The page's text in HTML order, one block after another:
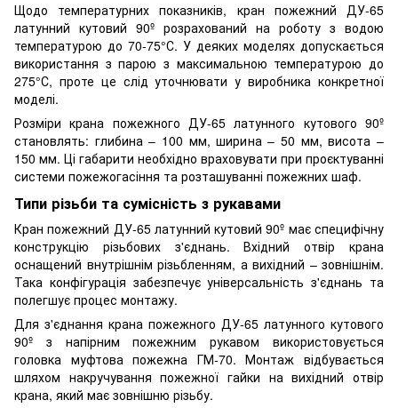
Щодо температурних показників, кран пожежний ДУ-65
латунний кутовий 90º розрахований на роботу з водою
температурою до 70-75°С. У деяких моделях допускається
використання з парою з максимальною температурою до
275°С, проте це слід уточнювати у виробника конкретної
моделі.
Розміри крана пожежного ДУ-65 латунного кутового 90º
становлять: глибина – 100 мм, ширина – 50 мм, висота –
150 мм. Ці габарити необхідно враховувати при проєктуванні
системи пожежогасіння та розташуванні пожежних шаф.
Типи різьби та сумісність з рукавами
Кран пожежний ДУ-65 латунний кутовий 90º має специфічну
конструкцію різьбових з'єднань. Вхідний отвір крана
оснащений внутрішнім різьбленням, а вихідний – зовнішнім.
Така конфігурація забезпечує універсальність з'єднань та
полегшує процес монтажу.
Для з'єднання крана пожежного ДУ-65 латунного кутового
90º з напірним пожежним рукавом використовується
головка муфтова пожежна ГМ-70. Монтаж відбувається
шляхом накручування пожежної гайки на вихідний отвір
крана, який має зовнішню різьбу.